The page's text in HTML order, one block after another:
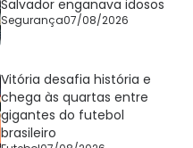
Salvador enganava idosos
Segurança07/08/2026
Vitória desafia história e
chega às quartas entre
gigantes do futebol
brasileiro